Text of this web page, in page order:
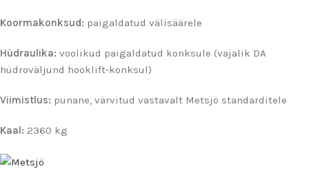
Koormakonksud: paigaldatud välisäärele
Hüdraulika: voolikud paigaldatud konksule (vajalik DA
hüdroväljund hooklift-konksul)
Viimistlus: punane, värvitud vastavalt Metsjö standarditele
Kaal: 2360 kg